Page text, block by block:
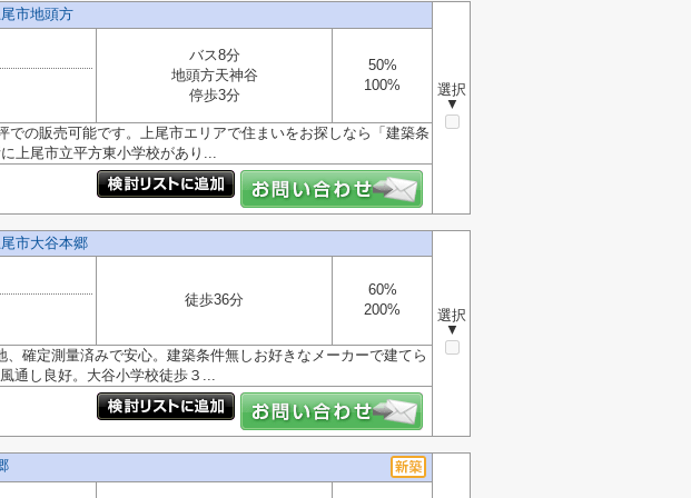
市地頭方
選択
▼
バス8分
地頭方天神谷
停歩3分
50%
100%
の販売可能です。上尾市エリアで住まいをお探しなら「建築条
上尾市立平方東小学校があり...
市大谷本郷
選択
▼
徒歩36分
60%
200%
確定測量済みで安心。建築条件無しお好きなメーカーで建てら
通し良好。大谷小学校徒歩３...